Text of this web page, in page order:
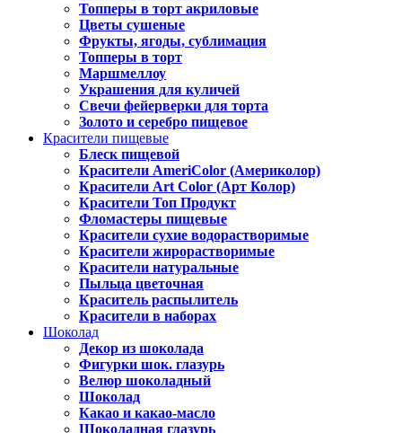
Топперы в торт акриловые
Цветы сушеные
Фрукты, ягоды, сублимация
Топперы в торт
Маршмеллоу
Украшения для куличей
Свечи фейерверки для торта
Золото и серебро пищевое
Красители пищевые
Блеск пищевой
Красители AmeriColor (Америколор)
Красители Art Color (Арт Колор)
Красители Топ Продукт
Фломастеры пищевые
Красители сухие водорастворимые
Красители жирорастворимые
Красители натуральные
Пыльца цветочная
Краситель распылитель
Красители в наборах
Шоколад
Декор из шоколада
Фигурки шок. глазурь
Велюр шоколадный
Шоколад
Какао и какао-масло
Шоколадная глазурь